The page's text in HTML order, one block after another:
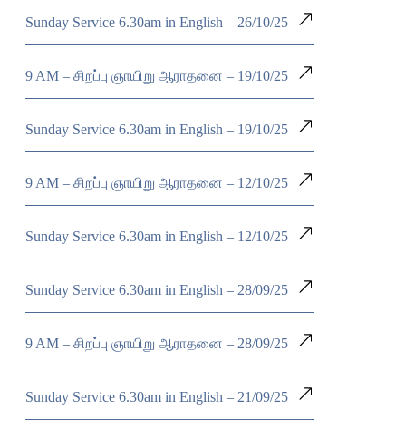
Sunday Service 6.30am in English – 26/10/25
9 AM – சிறப்பு ஞாயிறு ஆராதனை – 19/10/25
Sunday Service 6.30am in English – 19/10/25
9 AM – சிறப்பு ஞாயிறு ஆராதனை – 12/10/25
Sunday Service 6.30am in English – 12/10/25
Sunday Service 6.30am in English – 28/09/25
9 AM – சிறப்பு ஞாயிறு ஆராதனை – 28/09/25
Sunday Service 6.30am in English – 21/09/25